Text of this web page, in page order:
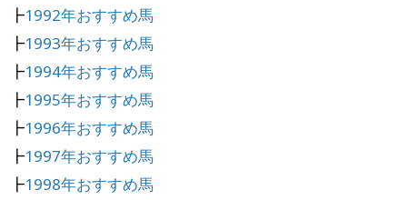
┣1992年おすすめ馬
┣1993年おすすめ馬
┣1994年おすすめ馬
┣1995年おすすめ馬
┣1996年おすすめ馬
┣1997年おすすめ馬
┣1998年おすすめ馬